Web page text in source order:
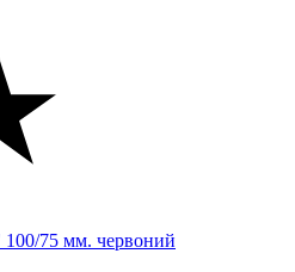
100/75 мм. червоний